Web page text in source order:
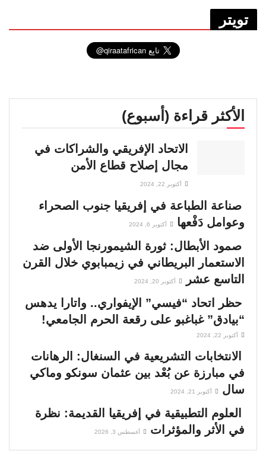
تويتر
الأكثر قراءة (أسبوع)
الاتحاد الإفريقي والشراكات في
مجال إصلاح قطاع الأمن
أكتوبر 22, 2024
صناعة الطباعة في إفريقيا جنوب الصحراء
وعوامل دَفْعها
أكتوبر 6, 2024
صمود الأبطال: ثورة الشيمورنجا الأولى ضد
الاستعمار البريطاني في زيمبابوي خلال القرن
التاسع عشر
أكتوبر 20, 2024
حظر اتحاد “فيسي” الإيفواري.. واتارا يدهس
“بيادق” غباغبو على رقعة الحرم الجامعي!
أكتوبر 22, 2024
الانتخابات التشريعية في السنغال: الرهانات
في مبارزة عن بُعْد بين عثمان سونكو وماكي
سال
أكتوبر 21, 2024
العلوم التطبيقية في إفريقيا القديمة: نظرة
في الأثر والمؤثرات
أغسطس 3, 2026